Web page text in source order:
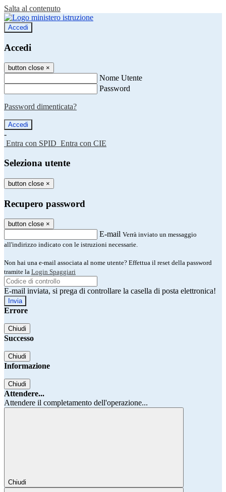
Salta al contenuto
Accedi
Accedi
button close ×
Nome Utente
Password
Password dimenticata?
-
Entra con SPID Entra con CIE
Seleziona utente
button close ×
Recupero password
button close ×
E-mail Verrà inviato un messaggio
all'indirizzo indicato con le istruzioni necessarie.
Non hai una e-mail associata al nome utente? Effettua il reset della password
tramite la Login Spaggiari
E-mail inviata, si prega di controllare la casella di posta elettronica!
Errore
Chiudi
Successo
Chiudi
Informazione
Chiudi
Attendere...
Attendere il completamento dell'operazione...
Chiudi